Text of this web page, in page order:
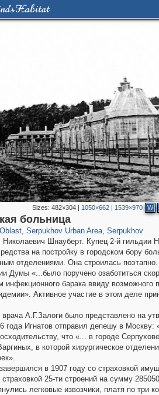
Habitat
Sizes: 482×304| 1050×662| 1539×970 W
больница
29,248
, Serpukhov Urban Area
5,715 22
, Serpukhov
Шнауберт. Купец 2-й гильдии
на постройку в городском бору
отделениями. Она строилась
Думы «...было поручено озаботиться
инфекционного барака ввиду возможного
Активное участие в этом деле
А.Г.Залоги было представлено на
года Игнатов отправил депешу в
что «... в городе
в которой хирургическое
в 1907 году со страховкой
25-ти строений на сумму
легковые извозчики, платя по три